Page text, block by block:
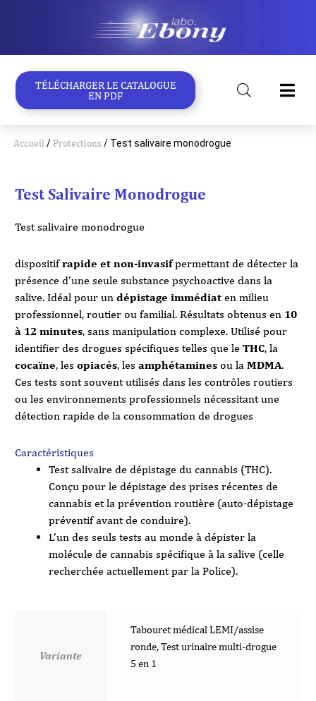
TÉLÉCHARGER LE CATALOGUE
EN PDF
Accueil / Protections / Test salivaire monodrogue
Test Salivaire Monodrogue
Test salivaire monodrogue
dispositifrapide et non-invasifpermettant de détecter la
présence d’une seule substance psychoactive dans la
salive. Idéal pour un dépistage immédiat en milieu
professionnel, routier ou familial. Résultats obtenus en 10
à 12 minutes, sans manipulation complexe. Utilisé pour
identifier des drogues spécifiques telles que le THC, la
cocaïne, les opiacés, les amphétamines ou la MDMA.
Ces tests sont souvent utilisés dans les contrôles routiers
ou les environnements professionnels nécessitant une
détection rapide de la consommation de drogues
Caractéristiques
Test salivaire de dépistage du cannabis (THC).
Conçu pour le dépistage des prises récentes de
cannabis et la prévention routière (auto-dépistage
préventif avant de conduire).
L’un des seuls tests au monde à dépister la
molécule de cannabis spécifique à la salive (celle
recherchée actuellement par la Police).
Variante
Tabouret médical LEMI/assise
ronde, Test urinaire multi-drogue
5 en 1